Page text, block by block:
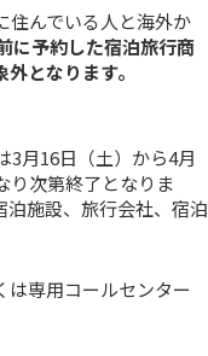
住んでいる人と海外か
に予約した宿泊旅行商
となります。
3月16日（土）から4月
り次第終了となりま
泊施設、旅行会社、宿泊
は専用コールセンター